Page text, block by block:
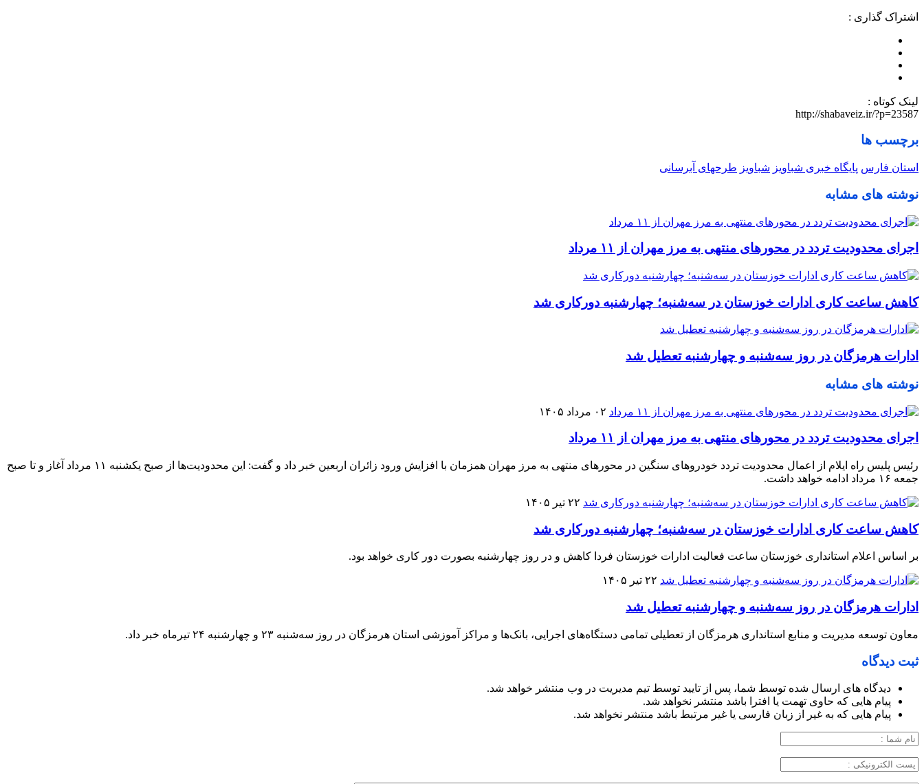
اشتراک گذاری :
لینک کوتاه :
http://shabaveiz.ir/?p=23587
برچسب ها
استان فارس پایگاه خبری شباویز شباویز طرحهای آبرسانی
نوشته های مشابه
اجرای محدودیت تردد در محورهای منتهی به مرز مهران از ۱۱ مرداد
کاهش ساعت کاری ادارات خوزستان در سه‌شنبه؛ چهارشنبه دورکاری شد
ادارات هرمزگان در روز سه‌شنبه و چهارشنبه تعطیل شد
نوشته های مشابه
۰۲ مرداد ۱۴۰۵
اجرای محدودیت تردد در محورهای منتهی به مرز مهران از ۱۱ مرداد
رئیس پلیس راه ایلام از اعمال محدودیت تردد خودروهای سنگین در محورهای منتهی به مرز مهران همزمان با افزایش ورود زائران اربعین خبر داد و گفت: این محدودیت‌ها از صبح یکشنبه ۱۱ مرداد آغاز و تا صبح
جمعه ۱۶ مرداد ادامه خواهد داشت.
۲۲ تیر ۱۴۰۵
کاهش ساعت کاری ادارات خوزستان در سه‌شنبه؛ چهارشنبه دورکاری شد
بر اساس اعلام استانداری خوزستان ساعت فعالیت ادارات خوزستان فردا کاهش و در روز چهارشنبه بصورت دور کاری خواهد بود.
۲۲ تیر ۱۴۰۵
ادارات هرمزگان در روز سه‌شنبه و چهارشنبه تعطیل شد
معاون توسعه مدیریت و منابع استانداری هرمزگان از تعطیلی تمامی دستگاه‌های اجرایی، بانک‌ها و مراکز آموزشی استان هرمزگان در روز سه‌شنبه ۲۳ و چهارشنبه ۲۴ تیرماه خبر داد.
ثبت دیدگاه
دیدگاه های ارسال شده توسط شما، پس از تایید توسط تیم مدیریت در وب منتشر خواهد شد.
پیام هایی که حاوی تهمت یا افترا باشد منتشر نخواهد شد.
پیام هایی که به غیر از زبان فارسی یا غیر مرتبط باشد منتشر نخواهد شد.